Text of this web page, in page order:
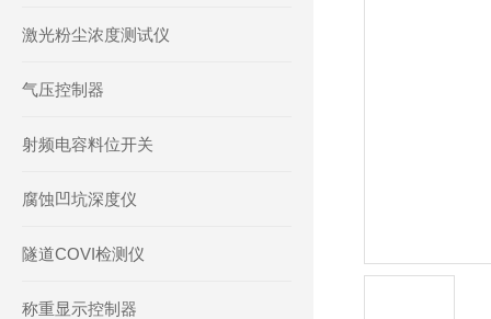
激光粉尘浓度测试仪
气压控制器
射频电容料位开关
腐蚀凹坑深度仪
隧道COVI检测仪
称重显示控制器